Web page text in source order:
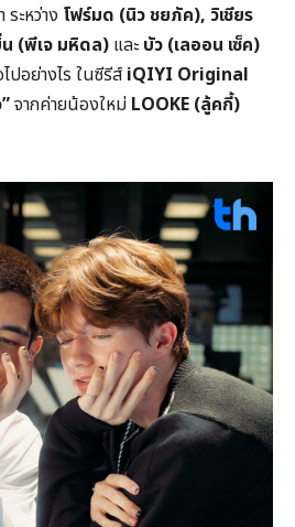
ะหว่าง โฟร์มด (นิว ชยภัค), วิเชียร
(พีเจ มหิดล) และบัว (เลออน เซ็ค)
ปอย่างไร ในซีรีส์ iQIYI Original
จากค่ายน้องใหม่ LOOKE (ลู้คกี้)